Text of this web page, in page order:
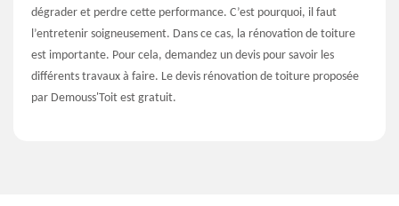
dégrader et perdre cette performance. C’est pourquoi, il faut
l’entretenir soigneusement. Dans ce cas, la rénovation de toiture
est importante. Pour cela, demandez un devis pour savoir les
différents travaux à faire. Le devis rénovation de toiture proposée
par Demouss'Toit est gratuit.